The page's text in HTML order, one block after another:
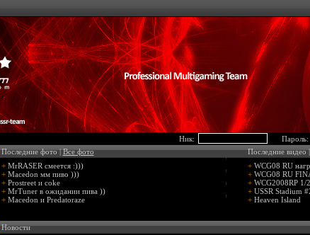
Ник: Пароль:
Последние фото |Все фото Последние видео
+ MrRASER смеется :)))
+ Macedon мм пиво )))
+ Prostreet и coke
+ MrTuner в ожидании пива ))
+ Macedon и Predatoraze
+ WCG08 RU
+ WCG08 RU
+ WCG2008RP 1/
+ USSR Stadium
+ Heaven Island
Новости